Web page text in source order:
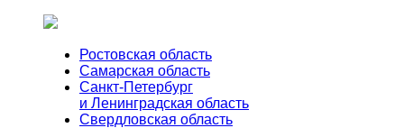
Ростовская область
Самарская область
Санкт-Петербург
и Ленинградская область
Свердловская область